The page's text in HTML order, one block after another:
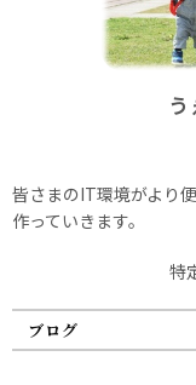
皆さまのIT環境がより
作っていきます。
特
ブログ